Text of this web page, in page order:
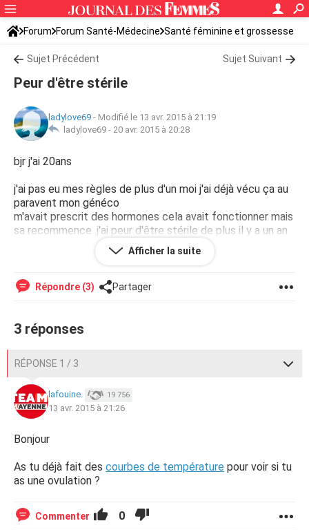
Forum Forum Santé-Médecine Santé féminine et grossesse
Infertilité
Sujet Précédent Sujet Suivant
Peur d'être stérile
ladylove69 - Modifié le 13 avr. 2015 à 21:19
ladylove69 - 20 avr. 2015 à 20:28
bjr j'ai 20ans
j'ai pas eu mes règles de plus d'un moi j'ai déjà vécu ça au
paravent mon généco
m'avait prescrit des hormones cela avait fonctionner mais
sa recommence .j'ai peur d'être stérile de plus il y a un an
que j'ai arrêter mes pilules contraceptif et je n'arrive pas a
Afficher la suite
Répondre (3) Partager
3 réponses
RÉPONSE 1 / 3
lafouine. 19 756
13 avr. 2015 à 21:26
Bonjour
As tu déjà fait des courbes de température pour voir si tu
as une ovulation ?
Commenter 0